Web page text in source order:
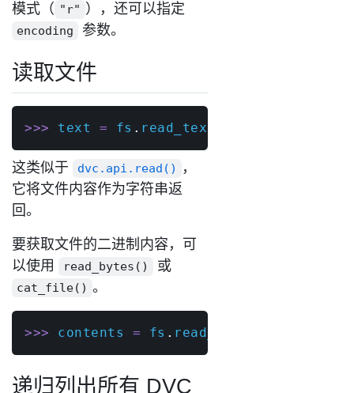
模式（ "r" ），还可以指定
encoding 参数。
读取文件
>>> text = fs . read_text
这类似于 dvc.api.read()
，
它将文件内容作为字符串返
回。
要获取文件的二进制内容，可
以使用
read_bytes() 或
cat_file() 。
>>> contents = fs . read_bytes
递归列出所有 DVC